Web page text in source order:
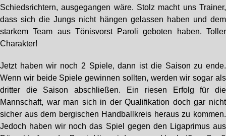
Schiedsrichtern, ausgegangen wäre. Stolz macht uns Trainer,
dass sich die Jungs nicht hängen gelassen haben und dem
starkem Team aus Tönisvorst Paroli geboten haben. Toller
Charakter!
Jetzt haben wir noch 2 Spiele, dann ist die Saison zu ende.
Wenn wir beide Spiele gewinnen sollten, werden wir sogar als
dritter die Saison abschließen. Ein riesen Erfolg für die
Mannschaft, war man sich in der Qualifikation doch gar nicht
sicher aus dem bergischen Handballkreis heraus zu kommen.
Jedoch haben wir noch das Spiel gegen den Ligaprimus aus